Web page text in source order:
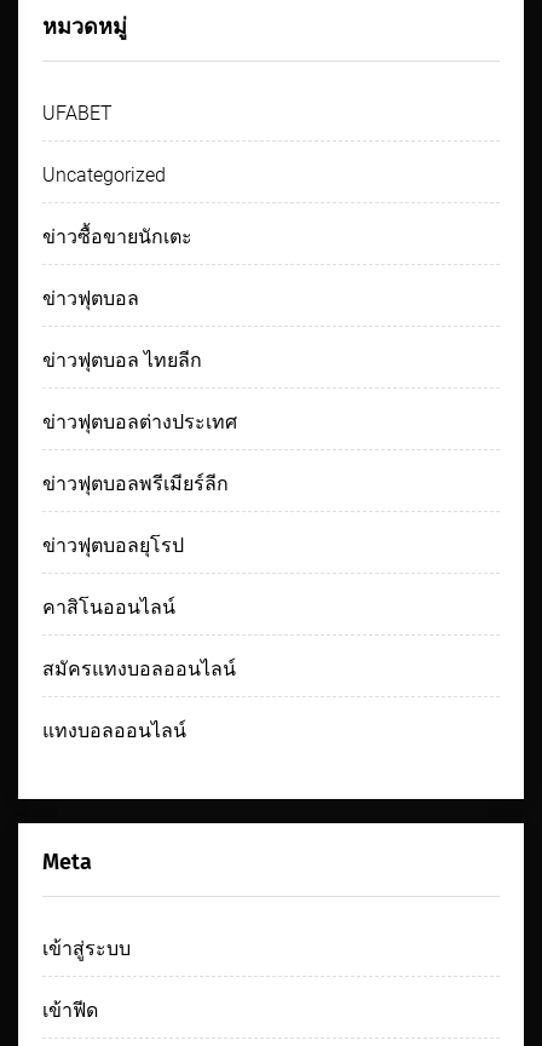
หมวดหมู่
UFABET
Uncategorized
ข่าวซื้อขายนักเตะ
ข่าวฟุตบอล
ข่าวฟุตบอล ไทยลีก
ข่าวฟุตบอลต่างประเทศ
ข่าวฟุตบอลพรีเมียร์ลีก
ข่าวฟุตบอลยุโรป
คาสิโนออนไลน์
สมัครแทงบอลออนไลน์
แทงบอลออนไลน์
Meta
เข้าสู่ระบบ
เข้าฟีด